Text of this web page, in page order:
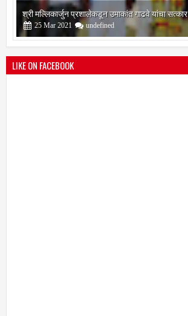
श्री मल्लिकार्जुन प्रशालेकडून उमाकांत गाढवे यांचा सत्कार
25 Mar 2021 undefined
LIKE ON FACEBOOK